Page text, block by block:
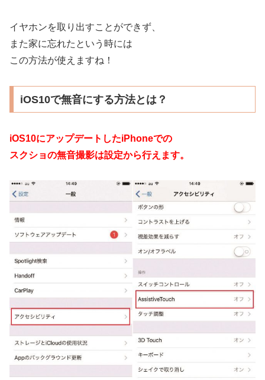
イヤホンを取り出すことができず、
また家に忘れたという時には
この方法が使えますね！
iOS10で無音にする方法とは？
iOS10にアップデートしたiPhoneでの
スクショの無音撮影は設定から行えます。